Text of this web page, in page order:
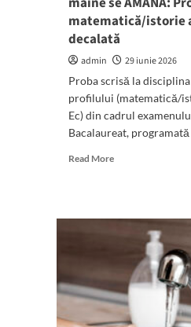
matematică/istorie
decalată
admin
29 iunie 2026
Proba scrisă la
profilului (matematică/
Ec) din cadrul
Bacalaureat, programată
Read MoreRead
de
Bacalaureat
AMÂNĂ:
Proba
la